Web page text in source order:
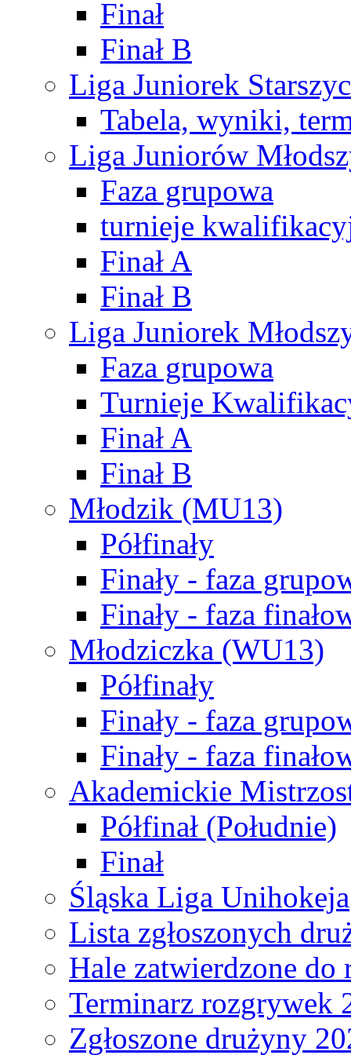
Finał
Finał B
Liga Juniorek
Tabela, wyniki,
Liga Juniorów
Faza grupowa
turnieje
Finał A
Finał B
Liga Juniorek
Faza grupowa
Turnieje
Finał A
Finał B
Młodzik (MU13)
Półfinały
Finały - faza
Finały - faza
Młodziczka (WU13)
Półfinały
Finały - faza
Finały - faza
Akademickie
Półfinał (Południe)
Finał
Śląska Liga Unihokeja
Lista zgłoszonych
Hale zatwierdzone do
Terminarz rozgrywek
Zgłoszone drużyny